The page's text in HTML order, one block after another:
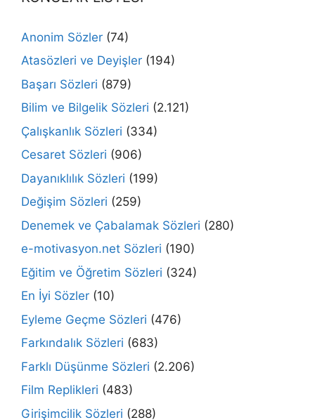
Anonim Sözler (74)
Atasözleri ve Deyişler (194)
Başarı Sözleri (879)
Bilim ve Bilgelik Sözleri (2.121)
Çalışkanlık Sözleri (334)
Cesaret Sözleri (906)
Dayanıklılık Sözleri (199)
Değişim Sözleri (259)
Denemek ve Çabalamak Sözleri (280)
e-motivasyon.net Sözleri (190)
Eğitim ve Öğretim Sözleri (324)
En İyi Sözler (10)
Eyleme Geçme Sözleri (476)
Farkındalık Sözleri (683)
Farklı Düşünme Sözleri (2.206)
Film Replikleri (483)
Girişimcilik Sözleri (288)